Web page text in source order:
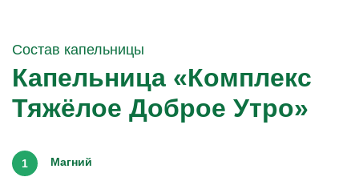
Состав капельницы
Капельница «Комплекс
Тяжёлое Доброе Утро»
Магний